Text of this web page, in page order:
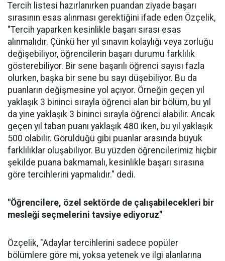
Tercih listesi hazırlanırken puandan ziyade başarı
sırasının esas alınması gerektiğini ifade eden Özçelik,
"Tercih yaparken kesinlikle başarı sırası esas
alınmalıdır. Çünkü her yıl sınavın kolaylığı veya zorluğu
değişebiliyor, öğrencilerin başarı durumu farklılık
gösterebiliyor. Bir sene başarılı öğrenci sayısı fazla
olurken, başka bir sene bu sayı düşebiliyor. Bu da
puanların değişmesine yol açıyor. Örneğin geçen yıl
yaklaşık 3 bininci sırayla öğrenci alan bir bölüm, bu yıl
da yine yaklaşık 3 bininci sırayla öğrenci alabilir. Ancak
geçen yıl taban puanı yaklaşık 480 iken, bu yıl yaklaşık
500 olabilir. Görüldüğü gibi puanlar arasında büyük
farklılıklar oluşabiliyor. Bu yüzden öğrencilerimiz hiçbir
şekilde puana bakmamalı, kesinlikle başarı sırasına
göre tercihlerini yapmalıdır." dedi.
"Öğrencilere, özel sektörde de çalışabilecekleri bir
mesleği seçmelerini tavsiye ediyoruz"
Özçelik, "Adaylar tercihlerini sadece popüler
bölümlere göre mi, yoksa yetenek ve ilgi alanlarına